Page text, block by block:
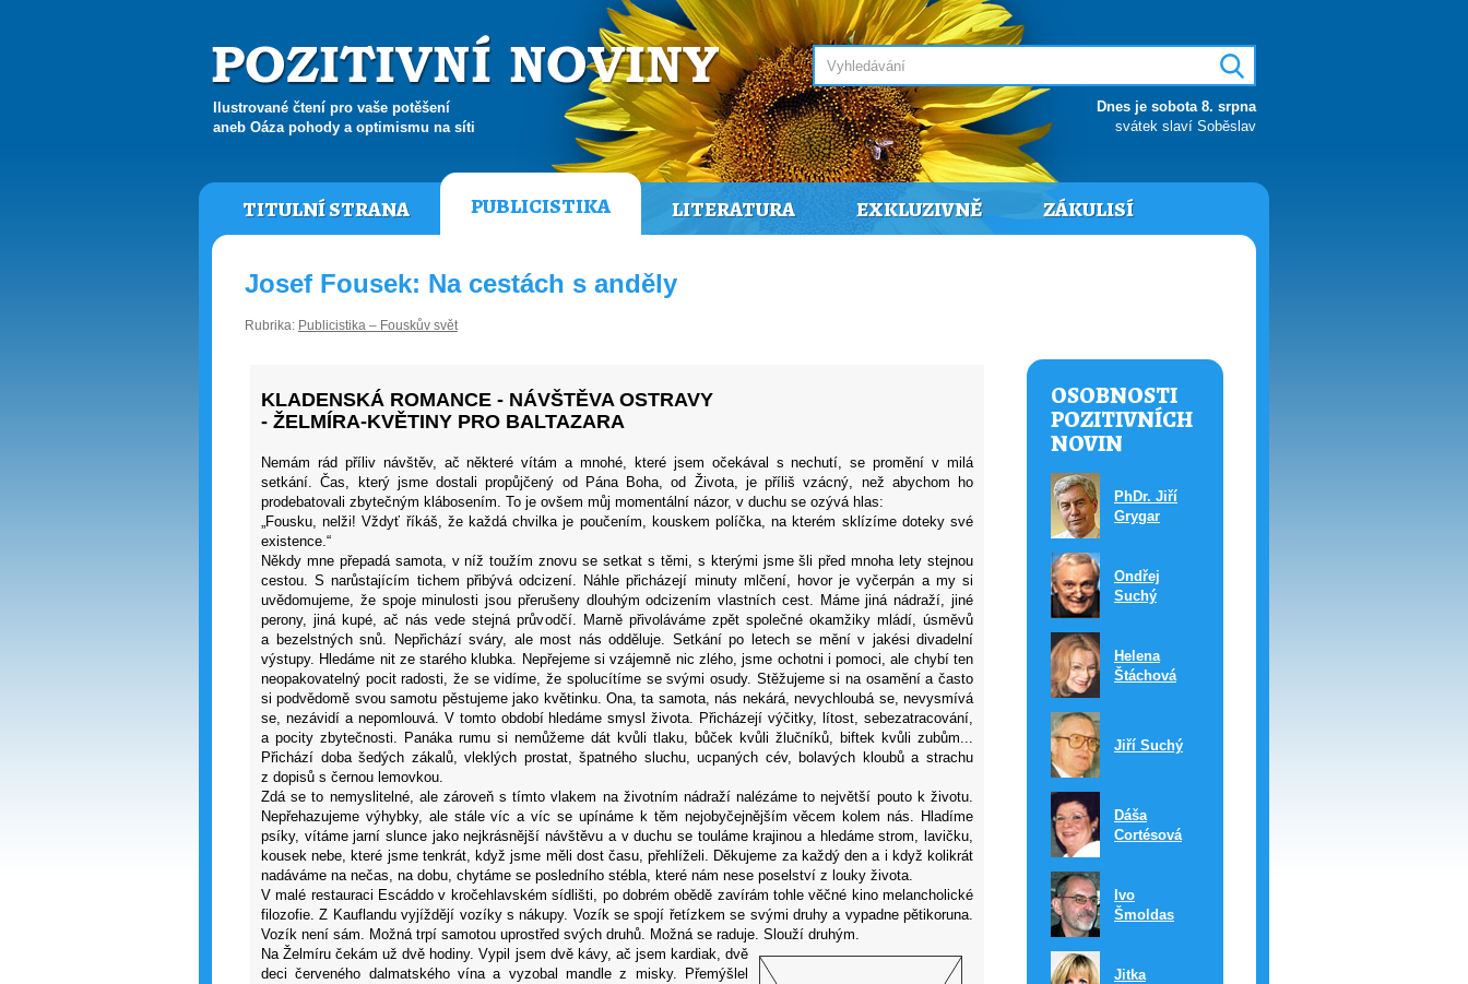
Ilustrované čtení pro vaše potěšení
aneb Oáza pohody a optimismu na síti
Dnes je sobota 8. srpna
svátek slaví Soběslav
TITULNÍ STRANA PUBLICISTIKA LITERATURA EXKLUZIVNĚ ZÁKULISÍ
Josef Fousek: Na cestách s anděly
Rubrika: Publicistika – Fouskův svět
KLADENSKÁ ROMANCE - NÁVŠTĚVA OSTRAVY
- ŽELMÍRA-KVĚTINY PRO BALTAZARA
Nemám rád příliv návštěv, ač některé vítám a mnohé, které jsem očekával s nechutí, se promění v milá
setkání. Čas, který jsme dostali propůjčený od Pána Boha, od Života, je příliš vzácný, než abychom ho
prodebatovali zbytečným klábosením. To je ovšem můj momentální názor, v duchu se ozývá hlas:
„Fousku, nelži! Vždyť říkáš, že každá chvilka je poučením, kouskem políčka, na kterém sklízíme doteky své
existence.“
Někdy mne přepadá samota, v níž toužím znovu se setkat s těmi, s kterými jsme šli před mnoha lety stejnou
cestou. S narůstajícím tichem přibývá odcizení. Náhle přicházejí minuty mlčení, hovor je vyčerpán a my si
uvědomujeme, že spoje minulosti jsou přerušeny dlouhým odcizením vlastních cest. Máme jiná nádraží, jiné
perony, jiná kupé, ač nás vede stejná průvodčí. Marně přivoláváme zpět společné okamžiky mládí, úsměvů
a bezelstných snů. Nepřichází sváry, ale most nás odděluje. Setkání po letech se mění v jakési divadelní
výstupy. Hledáme nit ze starého klubka. Nepřejeme si vzájemně nic zlého, jsme ochotni i pomoci, ale chybí ten
neopakovatelný pocit radosti, že se vidíme, že spolucítíme se svými osudy. Stěžujeme si na osamění a často
si podvědomě svou samotu pěstujeme jako květinku. Ona, ta samota, nás nekárá, nevychloubá se, nevysmívá
se, nezávidí a nepomlouvá. V tomto období hledáme smysl života. Přicházejí výčitky, lítost, sebezatracování,
a pocity zbytečnosti. Panáka rumu si nemůžeme dát kvůli tlaku, bůček kvůli žlučníků, biftek kvůli zubům...
Přichází doba šedých zákalů, vleklých prostat, špatného sluchu, ucpaných cév, bolavých kloubů a strachu
z dopisů s černou lemovkou.
Zdá se to nemyslitelné, ale zároveň s tímto vlakem na životním nádraží nalézáme to největší pouto k životu.
Nepřehazujeme výhybky, ale stále víc a víc se upínáme k těm nejobyčejnějším věcem kolem nás. Hladíme
psíky, vítáme jarní slunce jako nejkrásnější návštěvu a v duchu se touláme krajinou a hledáme strom, lavičku,
kousek nebe, které jsme tenkrát, když jsme měli dost času, přehlíželi. Děkujeme za každý den a i když kolikrát
nadáváme na nečas, na dobu, chytáme se posledního stébla, které nám nese poselství z louky života.
V malé restauraci Escáddo v kročehlavském sídlišti, po dobrém obědě zavírám tohle věčné kino melancholické
filozofie. Z Kauflandu vyjíždějí vozíky s nákupy. Vozík se spojí řetízkem se svými druhy a vypadne pětikoruna.
Vozík není sám. Možná trpí samotou uprostřed svých druhů. Možná se raduje. Slouží druhým.
Na Želmíru čekám už dvě hodiny. Vypil jsem dvě kávy, ač jsem kardiak, dvě
deci červeného dalmatského vína a vyzobal mandle z misky. Přemýšlel
OSOBNOSTI
POZITIVNÍCH
NOVIN
PhDr. Jiří
Grygar
Ondřej
Suchý
Helena
Štáchová
Jiří Suchý
Dáša
Cortésová
Ivo
Šmoldas
Jitka